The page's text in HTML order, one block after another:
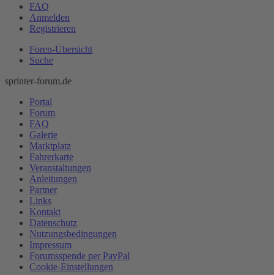
FAQ
Anmelden
Registrieren
Foren-Übersicht
Suche
sprinter-forum.de
Portal
Forum
FAQ
Galerie
Marktplatz
Fahrerkarte
Veranstaltungen
Anleitungen
Partner
Links
Kontakt
Datenschutz
Nutzungsbedingungen
Impressum
Forumsspende per PayPal
Cookie-Einstellungen